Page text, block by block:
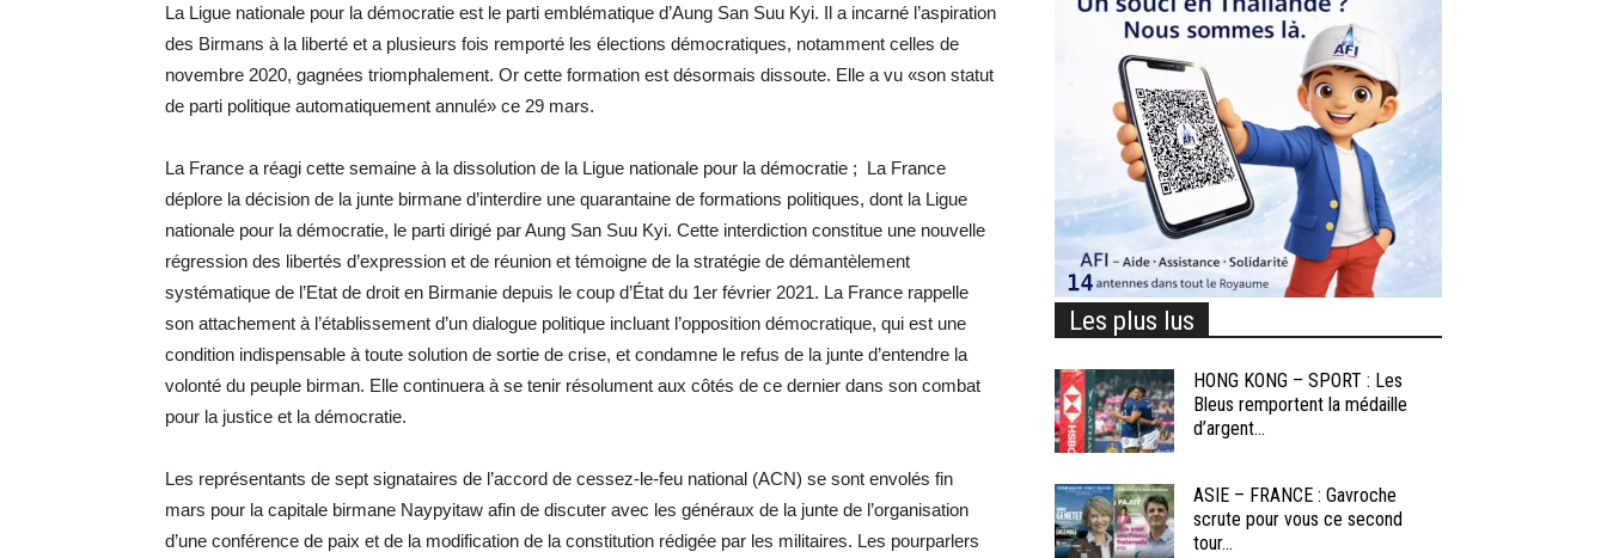
La Ligue nationale pour la démocratie est le parti emblématique d’Aung San Suu Kyi. Il a incarné l’aspiration
des Birmans à la liberté et a plusieurs fois remporté les élections démocratiques, notamment celles de
novembre 2020, gagnées triomphalement. Or cette formation est désormais dissoute. Elle a vu «son statut
de parti politique automatiquement annulé» ce 29 mars.
La France a réagi cette semaine à la dissolution de la Ligue nationale pour la démocratie ; La France
déplore la décision de la junte birmane d’interdire une quarantaine de formations politiques, dont la Ligue
nationale pour la démocratie, le parti dirigé par Aung San Suu Kyi. Cette interdiction constitue une nouvelle
régression des libertés d’expression et de réunion et témoigne de la stratégie de démantèlement
systématique de l’Etat de droit en Birmanie depuis le coup d’État du 1er février 2021. La France rappelle
son attachement à l’établissement d’un dialogue politique incluant l’opposition démocratique, qui est une
condition indispensable à toute solution de sortie de crise, et condamne le refus de la junte d’entendre la
volonté du peuple birman. Elle continuera à se tenir résolument aux côtés de ce dernier dans son combat
pour la justice et la démocratie.
Les représentants de sept signataires de l’accord de cessez-le-feu national (ACN) se sont envolés fin
mars pour la capitale birmane Naypyitaw afin de discuter avec les généraux de la junte de l’organisation
d’une conférence de paix et de la modification de la constitution rédigée par les militaires. Les pourparlers
Les plus lus
HONG KONG – SPORT : Les
Bleus remportent la médaille
d’argent...
ASIE – FRANCE : Gavroche
scrute pour vous ce second
tour...